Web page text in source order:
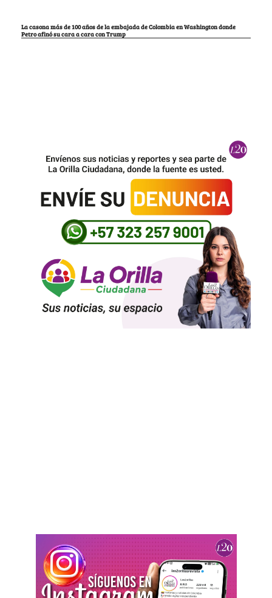
La casona más de 100 años de la embajada de Colombia en Washington donde
Petro afinó su cara a cara con Trump